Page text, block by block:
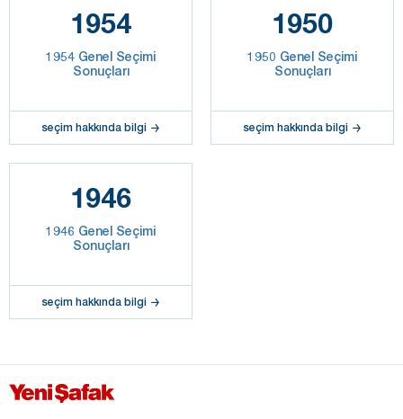
1954
1954 Genel Seçimi
Sonuçları
seçim hakkında bilgi
1950
1950 Genel Seçimi
Sonuçları
seçim hakkında bilgi
1946
1946 Genel Seçimi
Sonuçları
seçim hakkında bilgi